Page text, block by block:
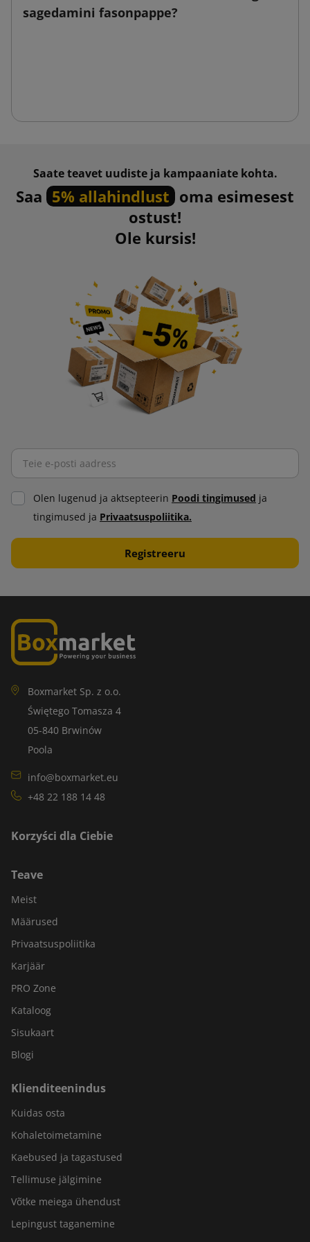
sagedamini fasonpappe?
Saate teavet uudiste ja kampaaniate kohta.
Saa 5% allahindlust oma esimesest
ostust!
Ole kursis!
Olen lugenud ja aktsepteerin Poodi tingimused ja
tingimused ja Privaatsuspoliitika.
Boxmarket Sp. z o.o.
Świętego Tomasza 4
05-840 Brwinów
Poola
info@boxmarket.eu
+48 22 188 14 48
Korzyści dla Ciebie
Teave
Meist
Määrused
Privaatsuspoliitika
Karjäär
PRO Zone
Kataloog
Sisukaart
Blogi
Klienditeenindus
Kuidas osta
Kohaletoimetamine
Kaebused ja tagastused
Tellimuse jälgimine
Võtke meiega ühendust
Lepingust taganemine